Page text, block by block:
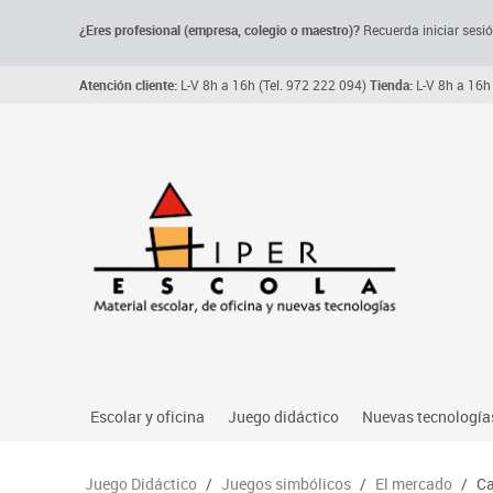
¿Eres profesional (empresa, colegio o maestro)? Recuerda iniciar
Atención cliente: L-V 8h a 16h (Tel. 972 222 094)Tienda: L-V 8h a
Escolar y oficina
Archivo, carpetas y clasificadores
Juego didáctico
Primeras edades
Nuevas
Audio
Juego Didáctico / Juegos simbólicos / El mercado /